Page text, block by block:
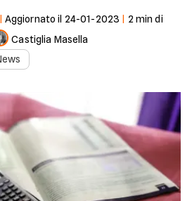
Aggiornato il 24-01-2023 2 min di
Castiglia Masella